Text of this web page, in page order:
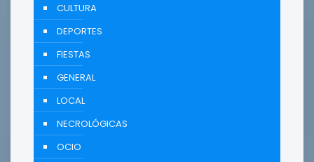
CULTURA
DEPORTES
FIESTAS
GENERAL
LOCAL
NECROLÓGICAS
OCIO